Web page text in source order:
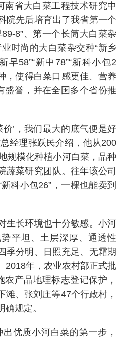
南省大白菜工程技术研究中
院先后培育出了我省第一个
8”、第一个长筒大白菜杂
时尚的大白菜杂交种“新乡
早58”“新中78”“新科小包2
，使得白菜口感更佳、营养
盛誉，并在全国多个省份推
’，我们最大的底气便是好
经理张跃民介绍，他从200
规模化种植小河白菜，品种
蔬菜研究团队。往年该公司
科小包26”，一棵也能卖到
长环境也十分敏感。小河
平坦、土层深厚、通透性
季分明、日照充足、无霜期
2018年，农业农村部正式批
农产品地理标志登记保护，
滩、张刘庄等47个行政村，
规定。
优质小河白菜的第一步，